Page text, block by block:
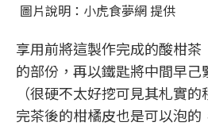
圖片說明：小虎食夢網 提供
享用前將這製作完成的酸柑
的部份，再以鐵匙將中間早
（很硬不太好挖可見其札實
完茶後的柑橘皮也是可以泡